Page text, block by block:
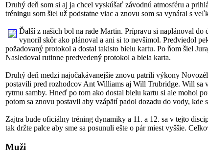
Druhý deň som si aj ja chcel vyskúšať závodnú atmosféru a
tréningu som šiel už podstatne viac a znovu som sa vynáral s
Ďalší z našich bol na rade Martin. Prípravu si naplánoval
vynoril skôr ako plánoval a ani si to nevšimol. Predviedol
požadovaný protokol a dostal takisto bielu kartu. Po ňom šiel
Nasledoval rutinne predvedený protokol a biela karta.
Druhý deň medzi najočakávanejšie znovu patrili výkony
postavili pred rozhodcov Ant Williams aj Will Trubridge. Will
rytmu samby. Hneď po tom ako dostal bielu kartu si ale mohol
potom sa znovu postavil aby vzápätí padol dozadu do vody, kde
Zajtra bude oficiálny tréning dynamiky a 11. a 12. sa v tejto
tak držte palce aby sme sa posunuli ešte o pár miest vyššie.
Muži